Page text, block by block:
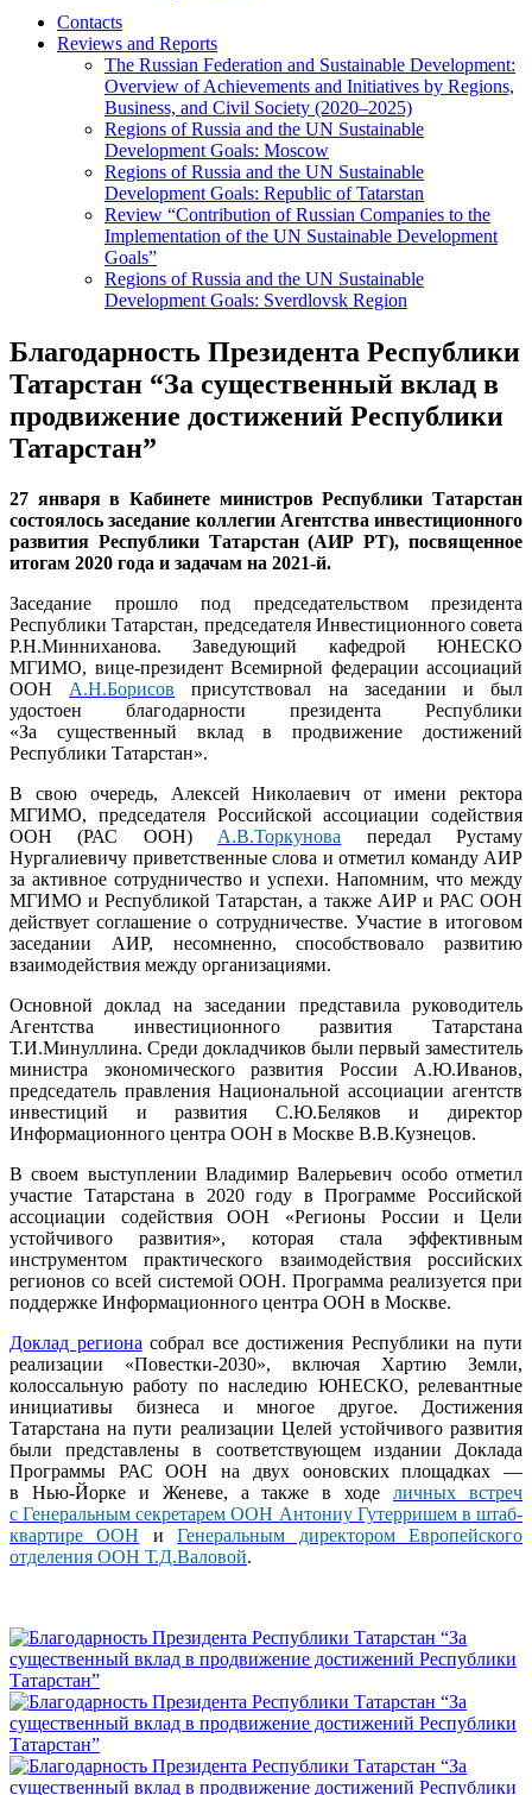
Contacts
Reviews and Reports
The Russian Federation and Sustainable Development:
Overview of Achievements and Initiatives by Regions,
Business, and Civil Society (2020–2025)
Regions of Russia and the UN Sustainable
Development Goals: Moscow
Regions of Russia and the UN Sustainable
Development Goals: Republic of Tatarstan
Review “Contribution of Russian Companies to the
Implementation of the UN Sustainable Development
Goals”
Regions of Russia and the UN Sustainable
Development Goals: Sverdlovsk Region
Благодарность Президента Республики
Татарстан “За существенный вклад в
продвижение достижений Республики
Татарстан”
27 января в Кабинете министров Республики Татарстан
состоялось заседание коллегии Агентства инвестиционного
развития Республики Татарстан (АИР РТ), посвященное
итогам 2020 года и задачам на 2021-й.
Заседание прошло под председательством президента
Республики Татарстан, председателя Инвестиционного совета
Р.Н.Минниханова. Заведующий кафедрой ЮНЕСКО
МГИМО, вице-президент Всемирной федерации ассоциаций
ООН А.Н.Борисов присутствовал на заседании и был
удостоен благодарности президента Республики
«За существенный вклад в продвижение достижений
Республики Татарстан».
В свою очередь, Алексей Николаевич от имени ректора
МГИМО, председателя Российской ассоциации содействия
ООН (РАС ООН) А.В.Торкунова передал Рустаму
Нургалиевичу приветственные слова и отметил команду АИР
за активное сотрудничество и успехи. Напомним, что между
МГИМО и Республикой Татарстан, а также АИР и РАС ООН
действует соглашение о сотрудничестве. Участие в итоговом
заседании АИР, несомненно, способствовало развитию
взаимодействия между организациями.
Основной доклад на заседании представила руководитель
Агентства инвестиционного развития Татарстана
Т.И.Минуллина. Среди докладчиков были первый заместитель
министра экономического развития России А.Ю.Иванов,
председатель правления Национальной ассоциации агентств
инвестиций и развития С.Ю.Беляков и директор
Информационного центра ООН в Москве В.В.Кузнецов.
В своем выступлении Владимир Валерьевич особо отметил
участие Татарстана в 2020 году в Программе Российской
ассоциации содействия ООН «Регионы России и Цели
устойчивого развития», которая стала эффективным
инструментом практического взаимодействия российских
регионов со всей системой ООН. Программа реализуется при
поддержке Информационного центра ООН в Москве.
Доклад региона собрал все достижения Республики на пути
реализации «Повестки-2030», включая Хартию Земли,
колоссальную работу по наследию ЮНЕСКО, релевантные
инициативы бизнеса и многое другое. Достижения
Татарстана на пути реализации Целей устойчивого развития
были представлены в соответствующем издании Доклада
Программы РАС ООН на двух ооновских площадках —
в Нью-Йорке и Женеве, а также в ходеличных встреч
с Генеральным секретарем ООН Антониу Гутерришем в штаб-
квартире ООН иГенеральным директором Европейского
отделения ООН Т.Д.Валовой.